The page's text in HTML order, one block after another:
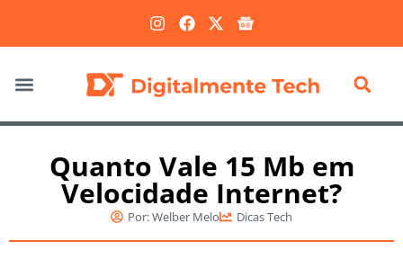
Quanto Vale 15 Mb em
Velocidade Internet?
Por:Welber Melo Dicas Tech